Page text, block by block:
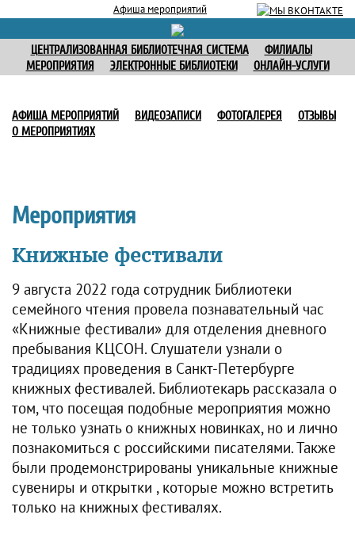
Афиша мероприятий
ЦЕНТРАЛИЗОВАННАЯ БИБЛИОТЕЧНАЯ СИСТЕМА
ФИЛИАЛЫ
МЕРОПРИЯТИЯ
ЭЛЕКТРОННЫЕ БИБЛИОТЕКИ ОНЛАЙН-УСЛУГИ
АФИША МЕРОПРИЯТИЙ ВИДЕОЗАПИСИ ФОТОГАЛЕРЕЯ
ОТЗЫВЫ
О МЕРОПРИЯТИЯХ
Мероприятия
Книжные фестивали
9 августа 2022 года сотрудник Библиотеки
семейного чтения провела познавательный час
«Книжные фестивали» для отделения дневного
пребывания КЦСОН. Слушатели узнали о
традициях проведения в Санкт-Петербурге
книжных фестивалей. Библиотекарь рассказала о
том, что посещая подобные мероприятия можно
не только узнать о книжных новинках, но и лично
познакомиться с российскими писателями. Также
были продемонстрированы уникальные книжные
сувениры и открытки , которые можно встретить
только на книжных фестивалях.